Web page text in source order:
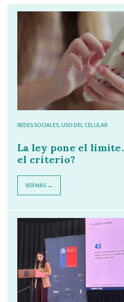
REDES SOCIALES, USO DEL CELULAR
La ley pone el
el criterio?
VER MÁS →